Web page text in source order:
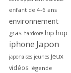
enfant de 4-6 ans
environnement
gras hardcore hip hop
iphone Japon
japonaises jeunes jeux
vidéos légende